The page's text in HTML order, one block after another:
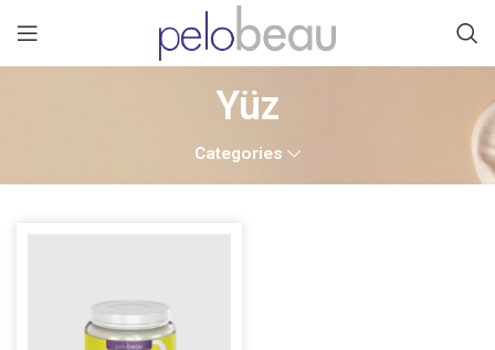
Yüz
Categories